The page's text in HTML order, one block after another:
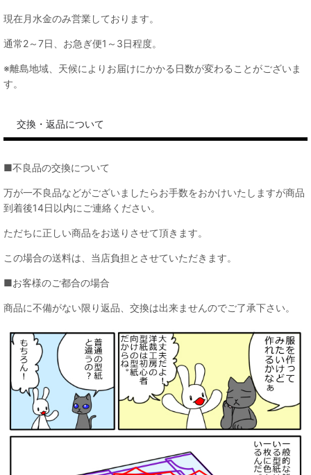
現在月水金のみ営業しております。
通常2～7日、お急ぎ便1～3日程度。
※離島地域、天候によりお届けにかかる日数が変わることがございま
す。
交換・返品について
■不良品の交換について
万が一不良品などがございましたらお手数をおかけいたしますが商品
到着後14日以内にご連絡ください。
ただちに正しい商品をお送りさせて頂きます。
この場合の送料は、当店負担とさせていただきます。
■お客様のご都合の場合
商品に不備がない限り返品、交換は出来ませんのでご了承下さい。